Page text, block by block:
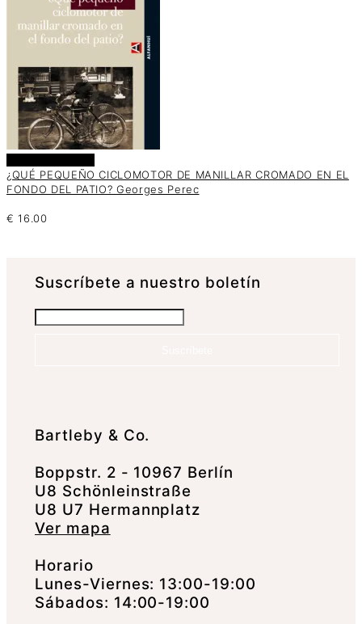
¿QUÉ PEQUEÑO CICLOMOTOR DE MANILLAR CROMADO EN EL
FONDO DEL PATIO? Georges Perec
€ 16.00
Suscrí­bete a nuestro boletín
Bartleby & Co.
Boppstr. 2 - 10967 Berlín
U8 Schönleinstraße
U8 U7 Hermannplatz
Ver mapa
Horario
Lunes-Viernes: 13:00-19:00
Sábados: 14:00-19:00